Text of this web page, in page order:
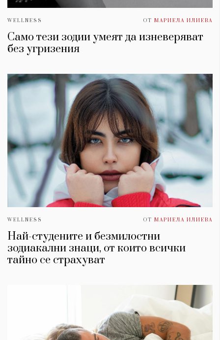
WELLNESS ОТ МАРИЕЛА ИЛИЕВА
Само тези зодии умеят да изневеряват
без угризения
WELLNESS ОТ МАРИЕЛА ИЛИЕВА
Най-студените и безмилостни
зодиакални знаци, от които всички
тайно се страхуват